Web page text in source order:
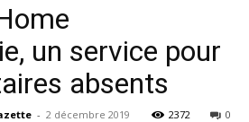
un service pour
absents
- 2 décembre 2019 0
2372